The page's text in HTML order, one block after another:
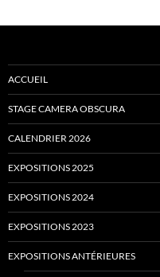
ACCUEIL
STAGE CAMERA OBSCURA
CALENDRIER 2026
EXPOSITIONS 2025
EXPOSITIONS 2024
EXPOSITIONS 2023
EXPOSITIONS ANTÉRIEURES